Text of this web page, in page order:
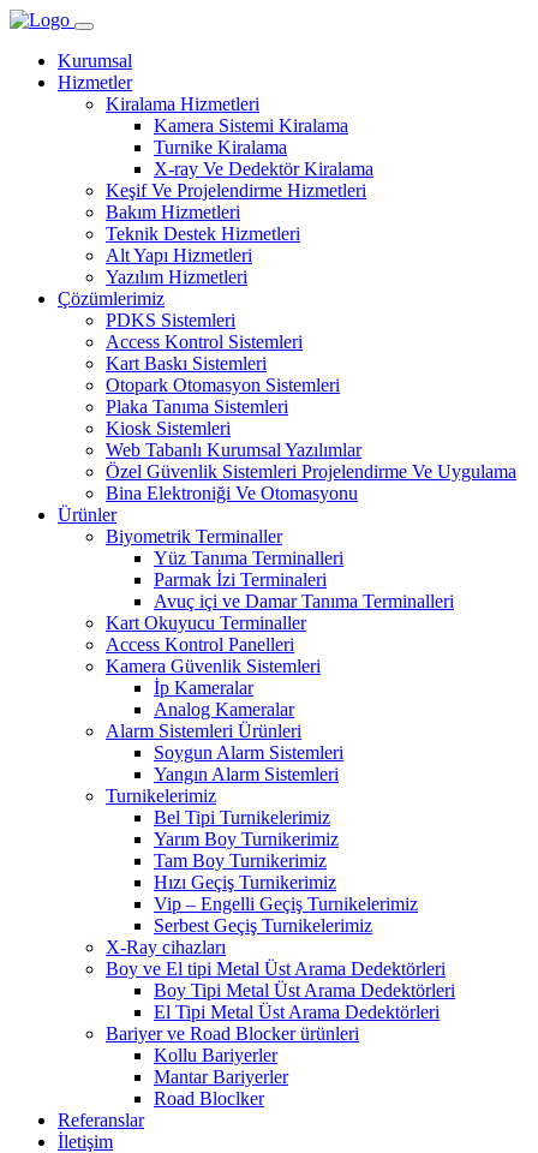
Kurumsal
Hizmetler
Kiralama Hizmetleri
Kamera Sistemi Kiralama
Turnike Kiralama
X-ray Ve Dedektör Kiralama
Keşif Ve Projelendirme Hizmetleri
Bakım Hizmetleri
Teknik Destek Hizmetleri
Alt Yapı Hizmetleri
Yazılım Hizmetleri
Çözümlerimiz
PDKS Sistemleri
Access Kontrol Sistemleri
Kart Baskı Sistemleri
Otopark Otomasyon Sistemleri
Plaka Tanıma Sistemleri
Kiosk Sistemleri
Web Tabanlı Kurumsal Yazılımlar
Özel Güvenlik Sistemleri Projelendirme Ve Uygulama
Bina Elektroniği Ve Otomasyonu
Ürünler
Biyometrik Terminaller
Yüz Tanıma Terminalleri
Parmak İzi Terminaleri
Avuç içi ve Damar Tanıma Terminalleri
Kart Okuyucu Terminaller
Access Kontrol Panelleri
Kamera Güvenlik Sistemleri
İp Kameralar
Analog Kameralar
Alarm Sistemleri Ürünleri
Soygun Alarm Sistemleri
Yangın Alarm Sistemleri
Turnikelerimiz
Bel Tipi Turnikelerimiz
Yarım Boy Turnikerimiz
Tam Boy Turnikerimiz
Hızı Geçiş Turnikerimiz
Vip – Engelli Geçiş Turnikelerimiz
Serbest Geçiş Turnikelerimiz
X-Ray cihazları
Boy ve El tipi Metal Üst Arama Dedektörleri
Boy Tipi Metal Üst Arama Dedektörleri
El Tipi Metal Üst Arama Dedektörleri
Bariyer ve Road Blocker ürünleri
Kollu Bariyerler
Mantar Bariyerler
Road Bloclker
Referanslar
İletişim